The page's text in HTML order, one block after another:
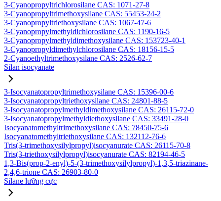
3-Cyanopropyltrichlorosilane CAS: 1071-27-8
3-Cyanopropyltrimethoxysilane CAS: 55453-24-2
3-Cyanopropyltriethoxysilane CAS: 1067-47-6
3-Cyanopropylmethyldichlorosilane CAS: 1190-16-5
3-Cyanopropylmethyldimethoxysilane CAS: 153723-40-1
3-Cyanopropyldimethylchlorosilane CAS: 18156-15-5
2-Cyanoethyltrimethoxysilane CAS: 2526-62-7
Silan isocyanate
3-Isocyanatopropyltrimethoxysilane CAS: 15396-00-6
3-Isocyanatopropyltriethoxysilane CAS: 24801-88-5
3-Isocyanatopropylmethyldimethoxysilane CAS: 26115-72-0
3-Isocyanatopropylmethyldiethoxysilane CAS: 33491-28-0
Isocyanatomethyltrimethoxysilane CAS: 78450-75-6
Isocyanatomethyltriethoxysilane CAS: 132112-76-6
Tris(3-trimethoxysilylpropyl)isocyanurate CAS: 26115-70-8
Tris(3-triethoxysilylpropyl)isocyanurate CAS: 82194-46-5
1,3-Bis(prop-2-enyl)-5-(3-trimethoxysilylpropyl)-1,3,5-triazinane-
2,4,6-trione CAS: 26903-80-0
Silane lưỡng cực